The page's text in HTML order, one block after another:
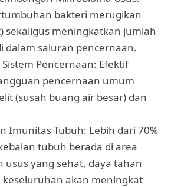
bakteri merugikan
sekaligus meningkatkan jumlah
dalam saluran pencernaan.
Pencernaan: Efektif
pencernaan umum
(susah buang air besar) dan
Imunitas Tubuh: Lebih dari 70%
tubuh berada di area
usus yang sehat, daya tahan
keseluruhan akan meningkat